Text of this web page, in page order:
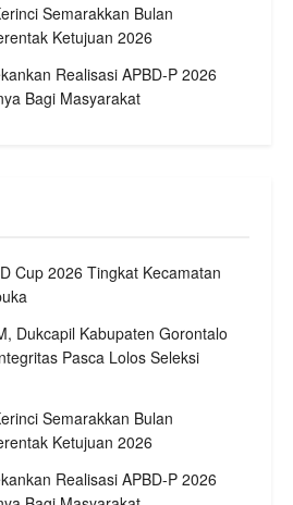
Semarakkan Bulan
Ketujuan 2026
Realisasi APBD-P 2026
Bagi Masyarakat
Cup 2026 Tingkat Kecamatan
Dukcapil Kabupaten Gorontalo
Pasca Lolos Seleksi
Semarakkan Bulan
Ketujuan 2026
Realisasi APBD-P 2026